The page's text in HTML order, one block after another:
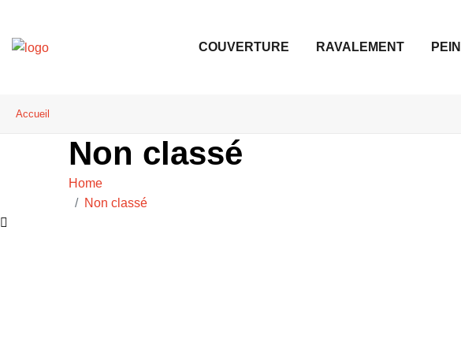
COUVERTURE RAVALEMENT
Accueil
Non classé
Home
Non classé